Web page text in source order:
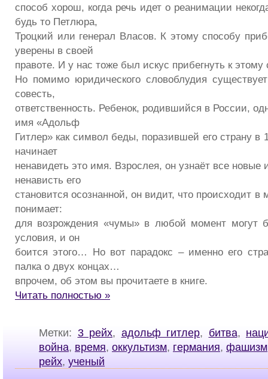
способ хорош, когда речь идет о реанимации
будь то Петлюра,
Троцкий или генерал Власов. К этому способу
уверены в своей
правоте. И у нас тоже был искус прибегнуть к этому
Но помимо юридического словоблудия
совесть,
ответственность. Ребенок, родившийся в России,
имя «Адольф
Гитлер» как символ беды, поразившей его страну в
начинает
ненавидеть это имя. Взрослея, он узнаёт все новые
ненависть его
становится осознанной, он видит, что происходит в
понимает:
для возрождения «чумы» в любой момент могут
условия, и он
боится этого… Но вот парадокс – именно его
палка о двух концах…
впрочем, об этом вы прочитаете в книге.
Читать полностью »
Метки: 3 рейх, адольф гитлер, битва,
война, время, оккультизм, германия, фашизм
рейх, ученый